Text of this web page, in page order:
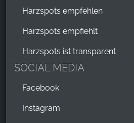
Harzspots empfehlen
Harzspots empfiehlt
Harzspots ist transparent
SOCIAL MEDIA
Facebook
Instagram